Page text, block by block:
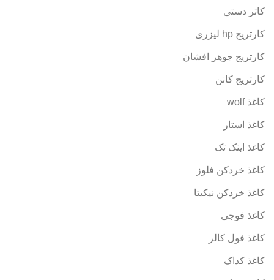
کاتر دستی
کارتریج hp لیزری
کارتریج جوهر افشان
کارتریج کانن
کاغذ wolf
کاغذ استار
کاغذ اینک تک
کاغذ خردکن فلوز
کاغذ خردکن نیکیتا
کاغذ فوجی
کاغذ فول کالر
کاغذ کداک